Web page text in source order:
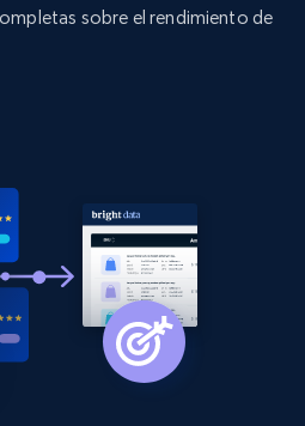
code, Model number,
name, Manufacturer,
Comenzar ahora
sobre el rendimiento de